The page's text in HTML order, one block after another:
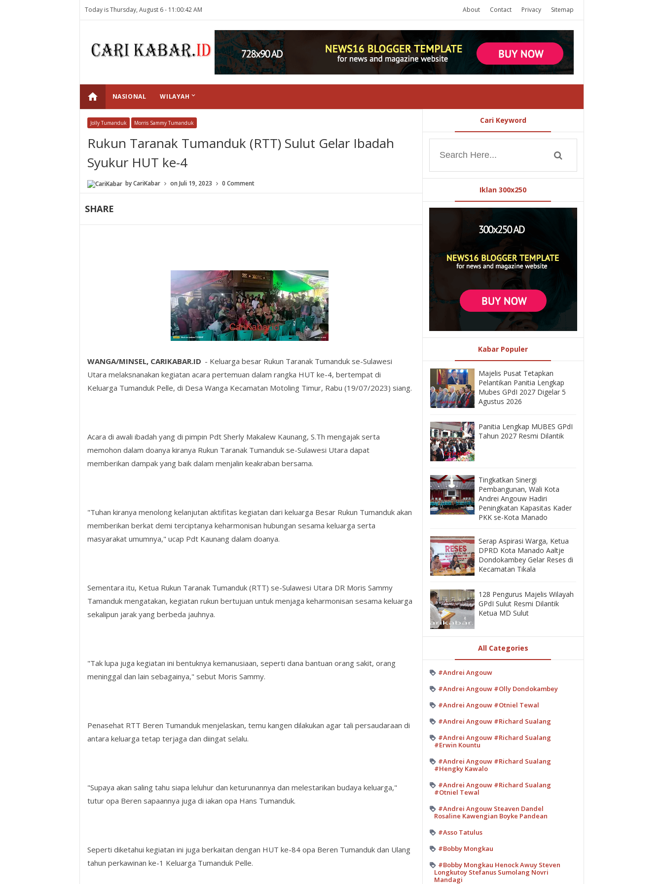
Today is Thursday, August 6 - 11:00:42 AM About Contact Privacy Sitemap
home NASIONAL WILAYAH keyboard_arrow_down
Jolly Tumanduk Morris Sammy Tumanduk
Rukun Taranak Tumanduk (RTT) Sulut Gelar Ibadah
Syukur HUT ke-4
byCariKabar on Juli 19, 2023 0 Comment
SHARE
WANGA/MINSEL, CARIKABAR.ID - Keluarga besar Rukun Taranak Tumanduk se-Sulawesi
Utara melaksnanakan kegiatan acara pertemuan dalam rangka HUT ke-4, bertempat di
Keluarga Tumanduk Pelle, di Desa Wanga Kecamatan Motoling Timur, Rabu (19/07/2023) siang.
Acara di awali ibadah yang di pimpin Pdt Sherly Makalew Kaunang, S.Th mengajak serta
memohon dalam doanya kiranya Rukun Taranak Tumanduk se-Sulawesi Utara dapat
memberikan dampak yang baik dalam menjalin keakraban bersama.
"Tuhan kiranya menolong kelanjutan aktifitas kegiatan dari keluarga Besar Rukun Tumanduk akan
memberikan berkat demi terciptanya keharmonisan hubungan sesama keluarga serta
masyarakat umumnya," ucap Pdt Kaunang dalam doanya.
Sementara itu, Ketua Rukun Taranak Tumanduk (RTT) se-Sulawesi Utara DR Moris Sammy
Tamanduk mengatakan, kegiatan rukun bertujuan untuk menjaga keharmonisan sesama keluarga
sekalipun jarak yang berbeda jauhnya.
"Tak lupa juga kegiatan ini bentuknya kemanusiaan, seperti dana bantuan orang sakit, orang
meninggal dan lain sebagainya," sebut Moris Sammy.
Penasehat RTT Beren Tumanduk menjelaskan, temu kangen dilakukan agar tali persaudaraan di
antara keluarga tetap terjaga dan diingat selalu.
"Supaya akan saling tahu siapa leluhur dan keturunannya dan melestarikan budaya keluarga,"
tutur opa Beren sapaannya juga di iakan opa Hans Tumanduk.
Seperti diketahui kegiatan ini juga berkaitan dengan HUT ke-84 opa Beren Tumanduk dan Ulang
tahun perkawinan ke-1 Keluarga Tumanduk Pelle.
Cari Keyword
Iklan 300x250
Kabar Populer
Majelis Pusat Tetapkan
Pelantikan Panitia Lengkap
Mubes GPdI 2027 Digelar 5
Agustus 2026
Panitia Lengkap MUBES GPdI
Tahun 2027 Resmi Dilantik
‎Tingkatkan Sinergi
Pembangunan, Wali Kota
Andrei Angouw Hadiri
Peningkatan Kapasitas Kader
PKK se-Kota Manado
‎Serap Aspirasi Warga, Ketua
DPRD Kota Manado Aaltje
Dondokambey Gelar Reses di
Kecamatan Tikala ‎
128 Pengurus Majelis Wilayah
GPdI Sulut Resmi Dilantik
Ketua MD Sulut
All Categories
#Andrei Angouw
#Andrei Angouw #Olly Dondokambey
#Andrei Angouw #Otniel Tewal
#Andrei Angouw #Richard Sualang
#Andrei Angouw #Richard Sualang
#Erwin Kountu
#Andrei Angouw #Richard Sualang
#Hengky Kawalo
#Andrei Angouw #Richard Sualang
#Otniel Tewal
#Andrei Angouw Steaven Dandel
Rosaline Kawengian Boyke Pandean
#Asso Tatulus
#Bobby Mongkau
#Bobby Mongkau Henock Awuy Steven
Longkutoy Stefanus Sumolang Novri
Mandagi